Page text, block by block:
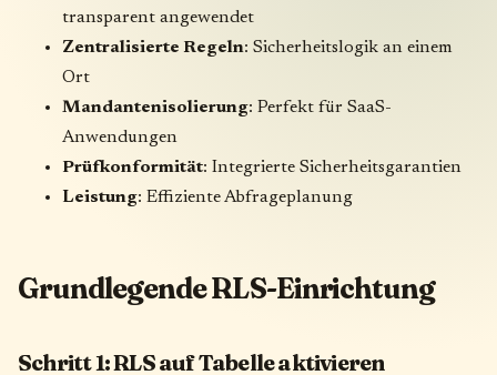
transparent angewendet
Zentralisierte Regeln: Sicherheitslogik an einem
Ort
Mandantenisolierung: Perfekt für SaaS-
Anwendungen
Prüfkonformität: Integrierte Sicherheitsgarantien
Leistung: Effiziente Abfrageplanung
Grundlegende RLS-Einrichtung
Schritt 1: RLS auf Tabelle aktivieren